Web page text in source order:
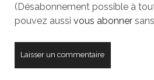
(Désabonnement possible à
pouvez aussi vous abonner